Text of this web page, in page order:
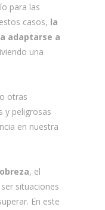
para las
casos, la
adaptarse a
una
otras
y peligrosas
en nuestra
, el
situaciones
En este